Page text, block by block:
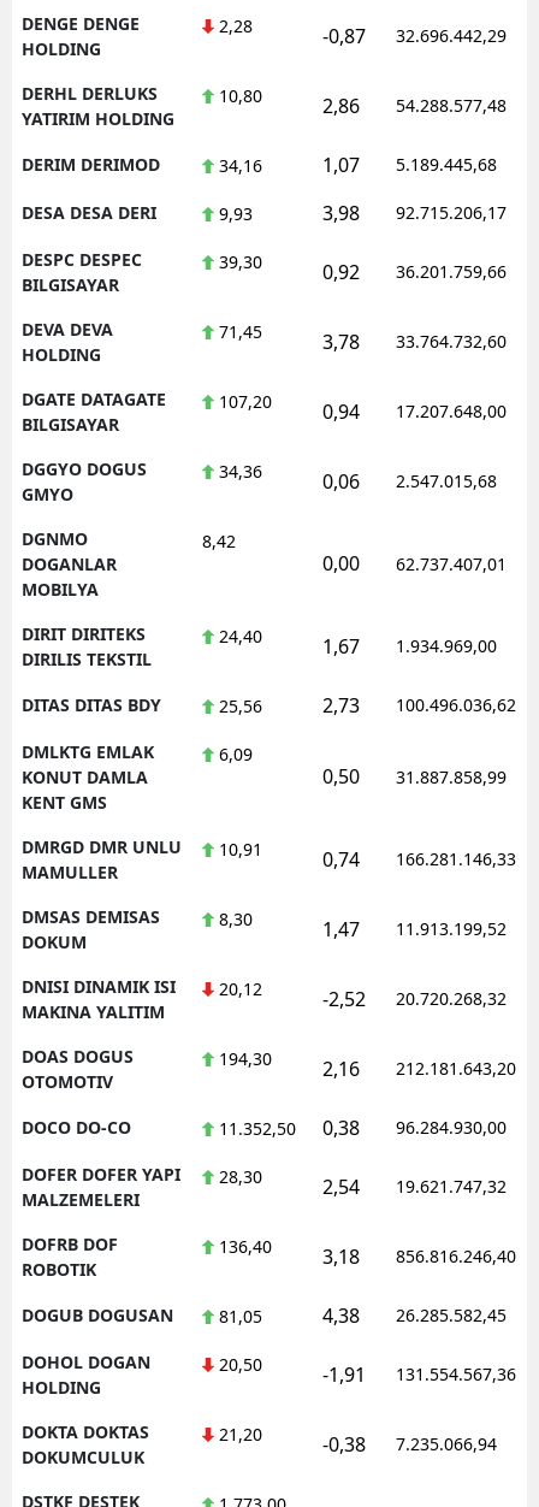
DENGE DENGE
HOLDING
2,28 -0,87 32.696.442,29
DERHL DERLUKS
YATIRIM HOLDING
10,80 2,86 54.288.577,48
DERIM DERIMOD 34,16 1,07 5.189.445,68
DESA DESA DERI 9,93 3,98 92.715.206,17
DESPC DESPEC
BILGISAYAR
39,30 0,92 36.201.759,66
DEVA DEVA
HOLDING
71,45 3,78 33.764.732,60
DGATE DATAGATE
BILGISAYAR
107,20 0,94 17.207.648,00
DGGYO DOGUS
GMYO
34,36 0,06 2.547.015,68
DGNMO
DOGANLAR
MOBILYA
8,42
0,00 62.737.407,01
DIRIT DIRITEKS
DIRILIS TEKSTIL
24,40 1,67 1.934.969,00
DITAS DITAS BDY 25,56 2,73 100.496.036,62
DMLKTG EMLAK
KONUT DAMLA
KENT GMS
6,09
0,50 31.887.858,99
DMRGD DMR UNLU
MAMULLER
10,91 0,74 166.281.146,33
DMSAS DEMISAS
DOKUM
8,30 1,47 11.913.199,52
DNISI DINAMIK ISI
MAKINA YALITIM
20,12 -2,52 20.720.268,32
DOAS DOGUS
OTOMOTIV
194,30 2,16 212.181.643,20
DOCO DO-CO 11.352,50 0,38 96.284.930,00
DOFER DOFER YAPI
MALZEMELERI
28,30 2,54 19.621.747,32
DOFRB DOF
ROBOTIK
136,40 3,18 856.816.246,40
DOGUB DOGUSAN 81,05 4,38 26.285.582,45
DOHOL DOGAN
HOLDING
20,50 -1,91 131.554.567,36
DOKTA DOKTAS
DOKUMCULUK
21,20 -0,38 7.235.066,94
DSTKF DESTEK